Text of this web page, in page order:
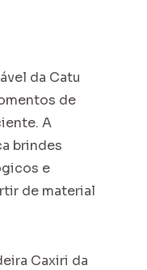
da Catu
de
A
brindes
e
de material
Caxiri da